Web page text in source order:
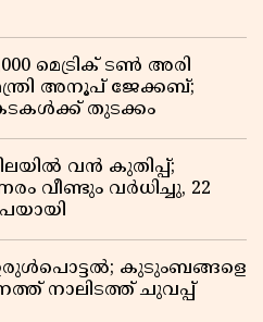
മെട്രിക് ടൺ അരി
അനൂപ് ജേക്കബ്;
തുടക്കം
വൻ കുതിപ്പ്;
വീണ്ടും വർധിച്ചു, 22
കുടുംബങ്ങളെ
നാലിടത്ത് ചുവപ്പ്